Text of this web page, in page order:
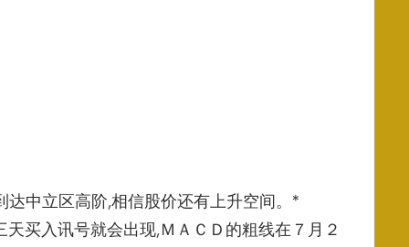
达中立区高阶,相信股价还有上升空间。*
买入讯号就会出现,ＭＡＣＤ 的粗线在７月２